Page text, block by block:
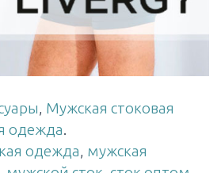
, Мужская стоковая
одежда.
одежда, мужская